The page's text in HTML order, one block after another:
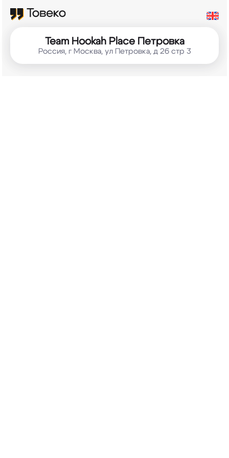
Team Hookah Place Петровка
Россия, г Москва, ул Петровка, д 26 стр 3